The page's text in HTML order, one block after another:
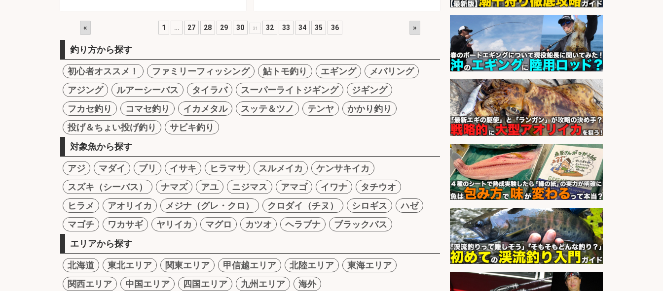
« 1 … 27 28 29 30 31 32 33 34 35 36 »
釣り方から探す
初心者オススメ！ ファミリーフィッシング 鮎トモ釣り エギング
メバリング
アジング
ルアーシーバス タイラバ スーパーライトジギング
ジギング
フカセ釣り
コマセ釣り イカメタル スッテ＆ツノ テンヤ
かかり釣り
投げ＆ちょい投げ釣り
サビキ釣り
対象魚から探す
アジ マダイ ブリ イサキ ヒラマサ スルメイカ
ケンサキイカ
スズキ（シーバス）
ナマズ アユ ニジマス アマゴ イワナ
タチウオ
ヒラメ
アオリイカ メジナ（グレ・クロ） クロダイ（チヌ） シロギス
ハゼ
マゴチ
ワカサギ ヤリイカ マグロ カツオ ヘラブナ
ブラックバス
エリアから探す
北海道 東北エリア 関東エリア 甲信越エリア 北陸エリア
東海エリア
関西エリア
中国エリア 四国エリア 九州エリア 海外